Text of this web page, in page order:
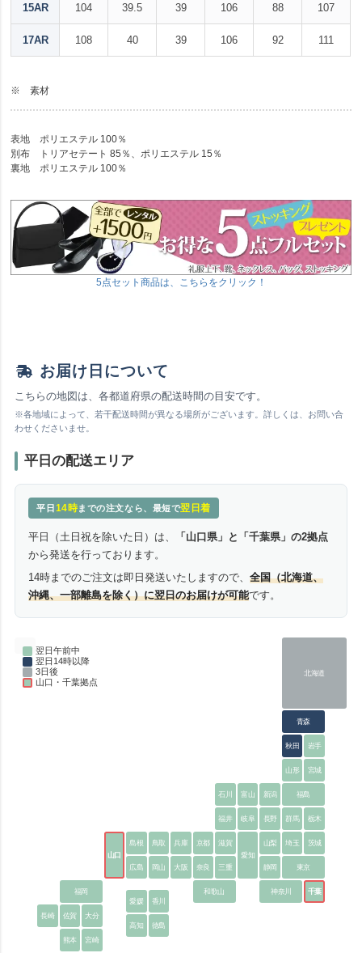
15AR 104 39.5 39 106 88 107
17AR 108 40 39 106 92 111
※ 素材
表地 ポリエステル 100％
別布 トリアセテート 85％、ポリエステル 15％
裏地 ポリエステル 100％
5点セット商品は、こちらをクリック！
お届け日について
こちらの地図は、各都道府県の配送時間の目安です。
※各地域によって、若干配送時間が異なる場所がございます。詳しくは、お問い合
わせくださいませ。
平日の配送エリア
平日 14時までの注文なら、最短で翌日着
平日（土日祝を除いた日）は、
「山口県」と「千葉県」の2拠点
から発送を行っております。
14時までのご注文は即日発送いたしますので、全国（北海道、
沖縄、一部離島を除く）に翌日のお届けが可能です。
翌日午前中
翌日14時以降
3日後
山口・千葉拠点
北海道
青森
秋田 岩手
山形 宮城
石川 富山 新潟 福島
福井 岐阜 長野 群馬 栃木
山口
島根 鳥取 兵庫 京都
滋賀
愛知
山梨 埼玉 茨城
広島 岡山 大阪 奈良 三重 東京
福岡
愛媛
香川
和歌山
静岡
神奈川 千葉
長崎 佐賀
大分
高知
徳島
熊本
宮崎